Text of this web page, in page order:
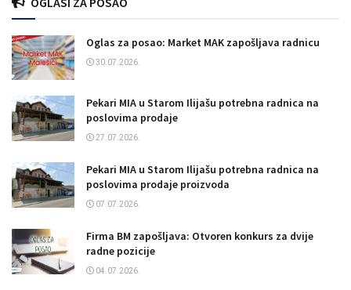
Oglas za posao: Market MAK zapošljava radnicu
30.07.2026.
Pekari MIA u Starom Ilijašu potrebna radnica na
poslovima prodaje
27.07.2026.
Pekari MIA u Starom Ilijašu potrebna radnica na
poslovima prodaje proizvoda
07.07.2026.
Firma BM zapošljava: Otvoren konkurs za dvije
radne pozicije
04.07.2026.